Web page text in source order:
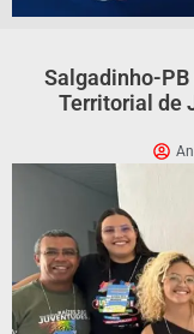
Salgadinho-PB
Territorial de